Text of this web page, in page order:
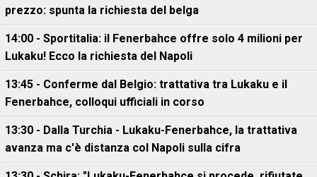
prezzo: spunta la richiesta del belga
14:00 - Sportitalia: il Fenerbahce offre solo 4 milioni per
Lukaku! Ecco la richiesta del Napoli
13:45 - Conferme dal Belgio: trattativa tra Lukaku e il
Fenerbahce, colloqui ufficiali in corso
13:30 - Dalla Turchia - Lukaku-Fenerbahce, la trattativa
avanza ma c'è distanza col Napoli sulla cifra